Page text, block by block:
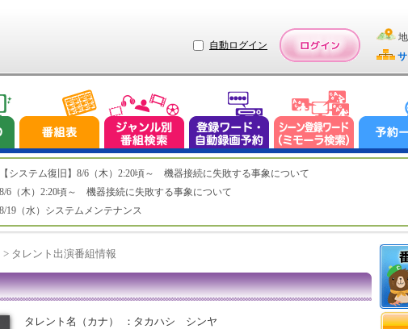
自動ログイン
【システム復旧】8/6（木）2:20頃～ 機器接続に失敗する事象について
8/6（木）2:20頃～ 機器接続に失敗する事象について
19（水）システムメンテナンス
> タレント出演番組情報
タレント名（カナ） ： タカハシ シンヤ